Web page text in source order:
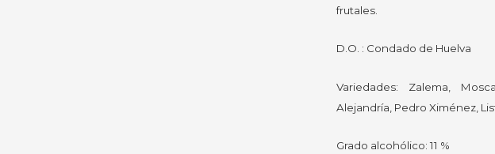
frutales.
D.O. : Condado de Huelva
Variedades: Zalema,
Alejandría, Pedro Ximénez,
Grado alcohólico: 11 %